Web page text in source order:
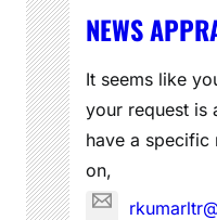
NEWS
It seems like
your request is
have a
on,